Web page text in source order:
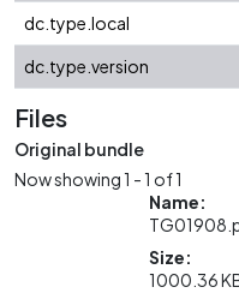
dc.type.local
dc.type.version
Files
Original bundle
Now showing1 - 1 of 1
Name:
Size:
1000.36